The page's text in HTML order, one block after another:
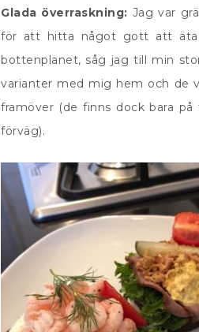
Glada överraskning: Jag var
för att hitta något gott att äta
bottenplanet, såg jag till min
varianter med mig hem och de
framöver (de finns dock bara
förväg).